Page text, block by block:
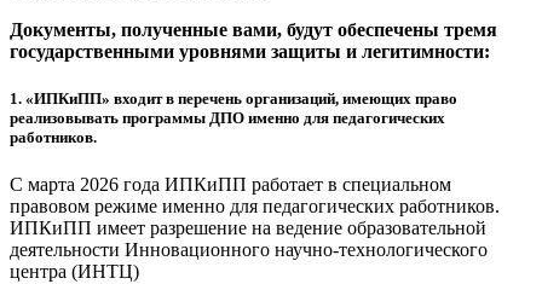
Документы, полученные вами, будут обеспечены тремя
государственными уровнями защиты и легитимности:
1. «ИПКиПП» входит в перечень организаций, имеющих право
реализовывать программы ДПО именно для педагогических
работников.
С марта 2026 года ИПКиПП работает в специальном
правовом режиме именно для педагогических работников.
ИПКиПП имеет разрешение на ведение образовательной
деятельности Инновационного научно-технологического
центра (ИНТЦ)